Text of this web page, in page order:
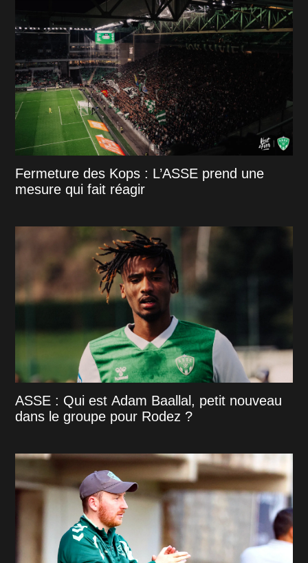
Fermeture des Kops : L’ASSE prend une
mesure qui fait réagir
ASSE : Qui est Adam Baallal, petit nouveau
dans le groupe pour Rodez ?